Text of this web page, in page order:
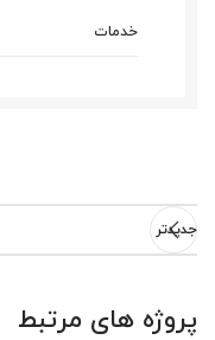
خدمات
جدیدتر
پروژه های مرتبط